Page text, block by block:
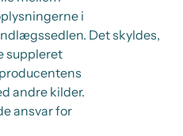
i
Det skyldes,
suppleret
andre kilder.
ansvar for